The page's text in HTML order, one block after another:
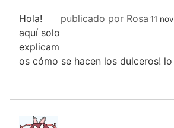
publicado por Rosa 11
Hola!
aquí solo
explicam
os cómo se hacen los dulceros!